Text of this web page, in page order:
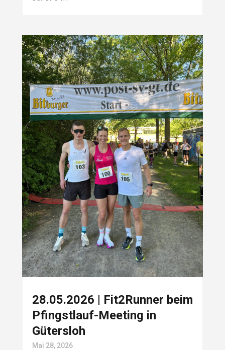
28.05.2026 | Fit2Runner beim
Pfingstlauf-Meeting in
Gütersloh
Mai 28, 2026